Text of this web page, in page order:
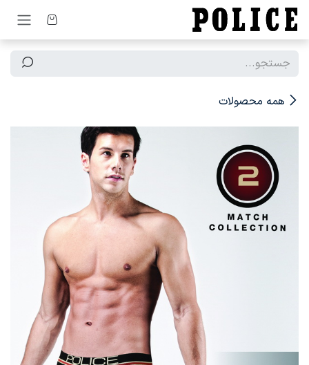
صرف نظر و مشاهده محتوا
همه محصولات